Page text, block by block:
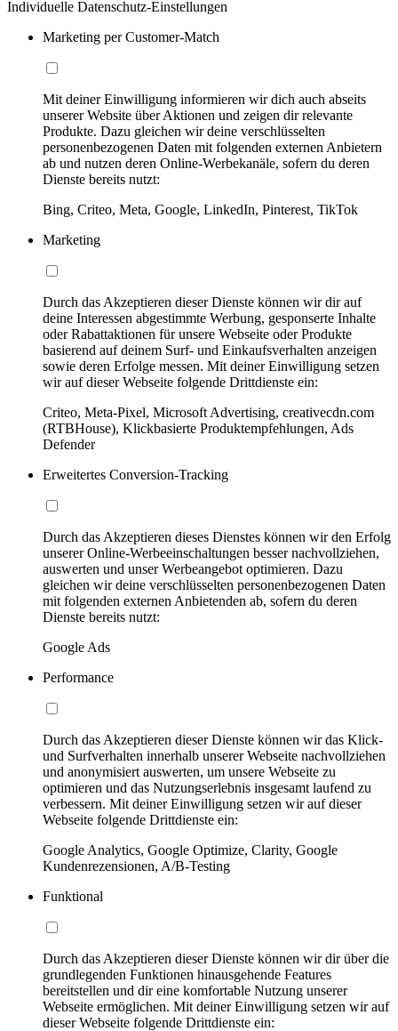
Individuelle Datenschutz-Einstellungen
Marketing per Customer-Match
Mit deiner Einwilligung informieren wir dich auch abseits
unserer Website über Aktionen und zeigen dir relevante
Produkte. Dazu gleichen wir deine verschlüsselten
personenbezogenen Daten mit folgenden externen Anbietern
ab und nutzen deren Online-Werbekanäle, sofern du deren
Dienste bereits nutzt:
Bing, Criteo, Meta, Google, LinkedIn, Pinterest, TikTok
Marketing
Durch das Akzeptieren dieser Dienste können wir dir auf
deine Interessen abgestimmte Werbung, gesponserte Inhalte
oder Rabattaktionen für unsere Webseite oder Produkte
basierend auf deinem Surf- und Einkaufsverhalten anzeigen
sowie deren Erfolge messen. Mit deiner Einwilligung setzen
wir auf dieser Webseite folgende Drittdienste ein:
Criteo, Meta-Pixel, Microsoft Advertising, creativecdn.com
(RTBHouse), Klickbasierte Produktempfehlungen, Ads
Defender
Erweitertes Conversion-Tracking
Durch das Akzeptieren dieses Dienstes können wir den Erfolg
unserer Online-Werbeeinschaltungen besser nachvollziehen,
auswerten und unser Werbeangebot optimieren. Dazu
gleichen wir deine verschlüsselten personenbezogenen Daten
mit folgenden externen Anbietenden ab, sofern du deren
Dienste bereits nutzt:
Google Ads
Performance
Durch das Akzeptieren dieser Dienste können wir das Klick-
und Surfverhalten innerhalb unserer Webseite nachvollziehen
und anonymisiert auswerten, um unsere Webseite zu
optimieren und das Nutzungserlebnis insgesamt laufend zu
verbessern. Mit deiner Einwilligung setzen wir auf dieser
Webseite folgende Drittdienste ein:
Google Analytics, Google Optimize, Clarity, Google
Kundenrezensionen, A/B-Testing
Funktional
Durch das Akzeptieren dieser Dienste können wir dir über die
grundlegenden Funktionen hinausgehende Features
bereitstellen und dir eine komfortable Nutzung unserer
Webseite ermöglichen. Mit deiner Einwilligung setzen wir auf
dieser Webseite folgende Drittdienste ein: